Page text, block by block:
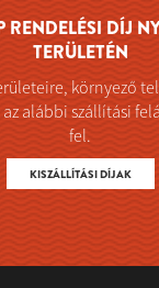
RENDELÉSI DÍJ
TERÜLETÉN
környező
alábbi szállítási
fel.
KISZÁLLÍTÁSI DÍJAK